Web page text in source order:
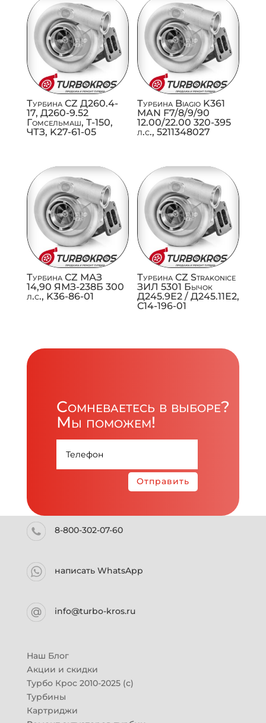
Турбина CZ Д260.4-
17, Д260-9.52
Гомсельмаш, Т-150,
ЧТЗ, K27-61-05
Турбина Biagio K361
MAN F7/8/9/90
12.00/22.00 320-395
л.с., 5211348027
Турбина CZ МАЗ
14,90 ЯМЗ-238Б 300
л.с., K36-86-01
Турбина CZ Strakonice
ЗИЛ 5301 Бычок
Д245.9Е2 / Д245.11Е2,
C14-196-01
Сомневаетесь в выборе?
Мы поможем!
Отправить
8-800-302-07-60
написать WhatsApp
info@turbo-kros.ru
Наш Блог
Акции и скидки
Турбо Крос 2010-2025 (с)
Турбины
Картриджи